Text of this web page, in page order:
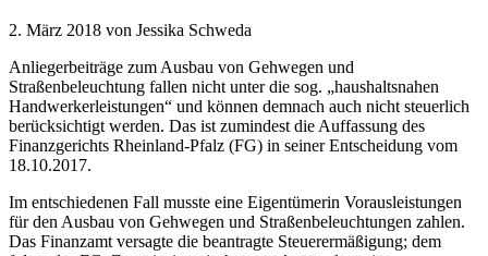
2. März 2018 von Jessika Schweda
Anliegerbeiträge zum Ausbau von Gehwegen und
Straßenbeleuchtung fallen nicht unter die sog. „haushaltsnahen
Handwerkerleistungen“ und können demnach auch nicht steuerlich
berücksichtigt werden. Das ist zumindest die Auffassung des
Finanzgerichts Rheinland-Pfalz (FG) in seiner Entscheidung vom
18.10.2017.
Im entschiedenen Fall musste eine Eigentümerin Vorausleistungen
für den Ausbau von Gehwegen und Straßenbeleuchtungen zahlen.
Das Finanzamt versagte die beantragte Steuerermäßigung; dem